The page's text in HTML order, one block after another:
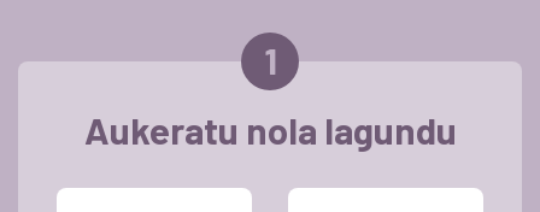
Aukeratu nola lagundu